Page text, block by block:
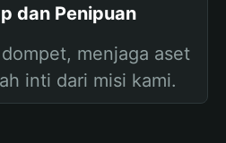
dan Penipuan
menjaga aset
inti dari misi kami.